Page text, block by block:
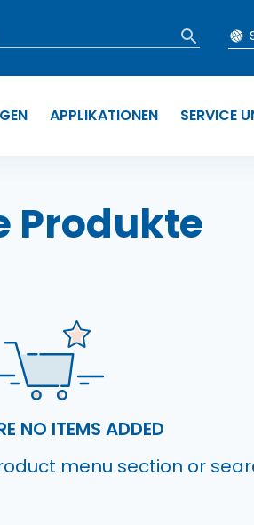
APPLIKATIONEN SERVICE
Produkte
NO ITEMS ADDED
menu section or